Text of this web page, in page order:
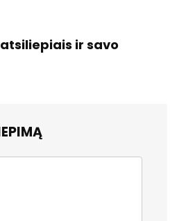
ir savo